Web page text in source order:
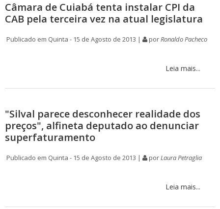
Câmara de Cuiabá tenta instalar CPI da
CAB pela terceira vez na atual legislatura
Publicado em Quinta - 15 de Agosto de 2013 | porRonaldo Pacheco
Leia mais...
"Silval parece desconhecer realidade dos
preços", alfineta deputado ao denunciar
superfaturamento
Publicado em Quinta - 15 de Agosto de 2013 | porLaura Petraglia
Leia mais...